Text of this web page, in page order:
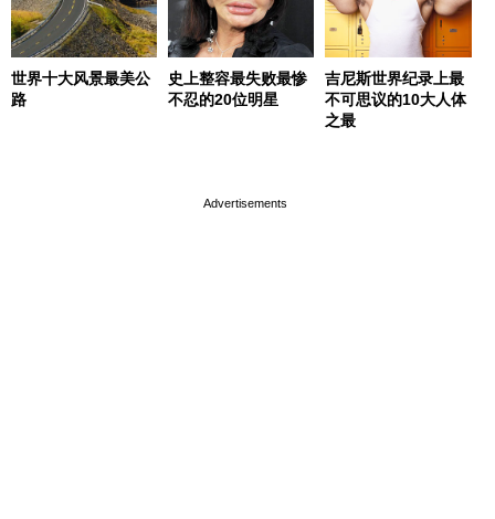
世界十大风景最美公
路
史上整容最失败最惨
不忍的20位明星
吉尼斯世界纪录上最
不可思议的10大人体
之最